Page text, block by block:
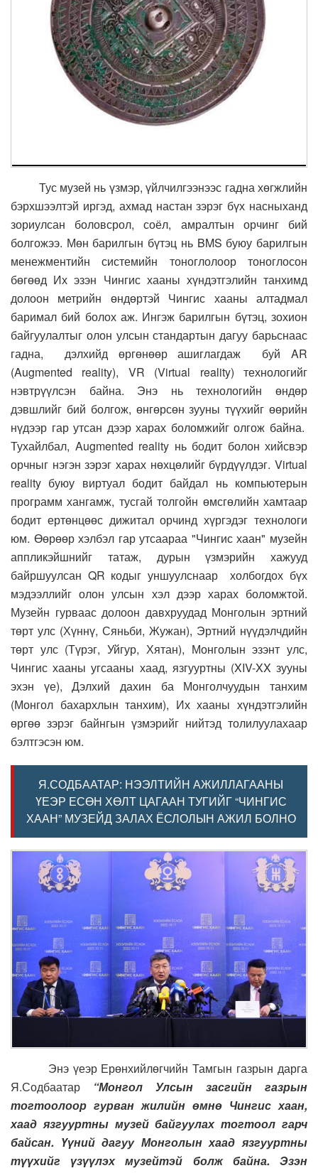
Тус музей нь үзмэр, үйлчилгээнээс гадна хөгжлийн
бэрхшээлтэй иргэд, ахмад настан зэрэг бүх насныханд
зориулсан боловсрол, соёл, амралтын орчинг бий
болгожээ. Мөн барилгын бүтэц нь BMS буюу барилгын
менежментийн системийн тоноглолоор тоноглосон
бөгөөд Их эзэн Чингис хааны хүндэтгэлийн танхимд
долоон метрийн өндөртэй Чингис хааны алтадмал
баримал бий болох аж. Ингэж барилгын бүтэц, зохион
байгуулалтыг олон улсын стандартын дагуу барьснаас
гадна, дэлхийд өргөнөөр ашиглагдаж буй AR
(Augmented reality), VR (Virtual reality) технологийг
нэвтрүүлсэн байна. Энэ нь технологийн өндөр
дэвшлийг бий болгож, өнгөрсөн зууны түүхийг өөрийн
нүдээр гар утсан дээр харах боломжийг олгож байна.
Тухайлбал, Augmented reality нь бодит болон хийсвэр
орчныг нэгэн зэрэг харах нөхцөлийг бүрдүүлдэг. Virtual
reality буюу виртуал бодит байдал нь компьютерын
программ хангамж, тусгай толгойн өмсгөлийн хамтаар
бодит ертөнцөөс дижитал орчинд хүргэдэг технологи
юм. Өөрөөр хэлбэл гар утсаараа "Чингис хаан" музейн
аппликэйшнийг татаж, дурын үзмэрийн хажууд
байршуулсан QR кодыг уншуулснаар холбогдох бүх
мэдээллийг олон улсын хэл дээр харах боломжтой.
Музейн гурваас долоон давхруудад Монголын эртний
төрт улс (Хүннү, Сяньби, Жужан), Эртний нүүдэлчдийн
төрт улс (Түрэг, Уйгур, Хятан), Монголын эзэнт улс,
Чингис хааны угсааны хаад, язгууртны (XIV-XX зууны
эхэн үе), Дэлхий дахин ба Монголчуудын танхим
(Монгол бахархлын танхим), Их хааны хүндэтгэлийн
өргөө зэрэг байнгын үзмэрийг нийтэд толилуулахаар
бэлтгэсэн юм.
Я.СОДБААТАР: НЭЭЛТИЙН АЖИЛЛАГААНЫ
ҮЕЭР ЕСӨН ХӨЛТ ЦАГААН ТУГИЙГ “ЧИНГИС
ХААН” МУЗЕЙД ЗАЛАХ ЁСЛОЛЫН АЖИЛ БОЛНО
Энэ үеэр Ерөнхийлөгчийн Тамгын газрын дарга
Я.Содбаатар “Монгол Улсын засгийн газрын
тогтоолоор гурван жилийн өмнө Чингис хаан,
хаад язгууртны музей байгуулах тогтоол гарч
байсан. Үүний дагуу Монголын хаад язгууртны
түүхийг үзүүлэх музейтэй болж байна. Эзэн